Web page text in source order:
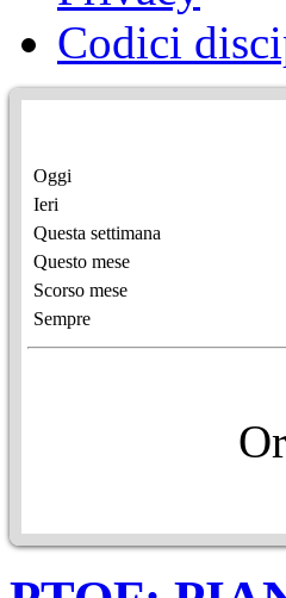
Codici
Oggi
Ieri
Questa settimana
Questo mese
Scorso mese
Sempre